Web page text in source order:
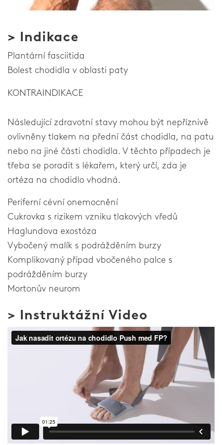
> Indikace
Plantární fasciitida
Bolest chodidla v oblasti paty
KONTRAINDIKACE
Následující zdravotní stavy mohou být nepříznivě
ovlivněny tlakem na přední část chodidla, na patu
nebo na jiné části chodidla. V těchto případech je
třeba se poradit s lékařem, který určí, zda je
ortéza na chodidlo vhodná.
Periferní cévní onemocnění
Cukrovka s rizikem vzniku tlakových vředů
Haglundova exostóza
Vybočený malík s podrážděním burzy
Komplikovaný případ vbočeného palce s
podrážděním burzy
Mortonův neurom
> Instruktážní Video